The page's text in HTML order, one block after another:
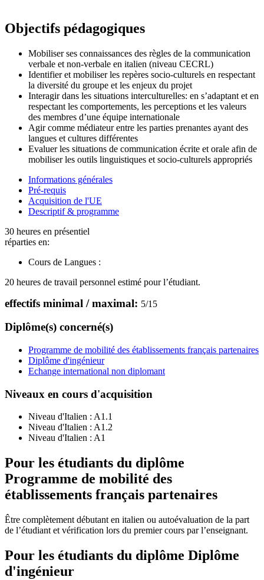
Objectifs pédagogiques
Mobiliser ses connaissances des règles de la communication
verbale et non-verbale en italien (niveau CECRL)
Identifier et mobiliser les repères socio-culturels en respectant
la diversité du groupe et les enjeux du projet
Interagir dans les situations interculturelles: en s’adaptant et en
respectant les comportements, les perceptions et les valeurs
des membres d’une équipe internationale
Agir comme médiateur entre les parties prenantes ayant des
langues et cultures différentes
Evaluer les situations de communication écrite et orale afin de
mobiliser les outils linguistiques et socio-culturels appropriés
Informations générales
Pré-requis
Acquisition de l'UE
Descriptif & programme
30 heures en présentiel
réparties en:
Cours de Langues :
20 heures de travail personnel estimé pour l’étudiant.
effectifs minimal / maximal: 5/15
Diplôme(s) concerné(s)
Programme de mobilité des établissements français partenaires
Diplôme d'ingénieur
Echange international non diplomant
Niveaux en cours d'acquisition
Niveau d'Italien : A1.1
Niveau d'Italien : A1.2
Niveau d'Italien : A1
Pour les étudiants du diplôme
Programme de mobilité des
établissements français partenaires
Être complètement débutant en italien ou autoévaluation de la part
de l’étudiant et vérification lors du premier cours par l’enseignant.
Pour les étudiants du diplôme Diplôme
d'ingénieur